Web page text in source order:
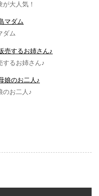
大人気！
ダム
するお姉さん♪
のお二人♪